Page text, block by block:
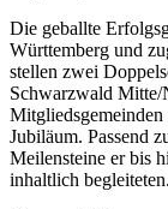
Die geballte
Württemberg und
stellen zwei
Schwarzwald Mitte/
Jubiläum. Passend
Meilensteine er bis
inhaltlich begleiteten.